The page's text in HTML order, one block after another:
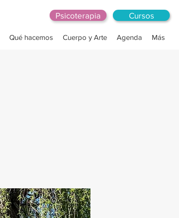
Psicoterapia Cursos
Qué hacemos Cuerpo y Arte Agenda Más